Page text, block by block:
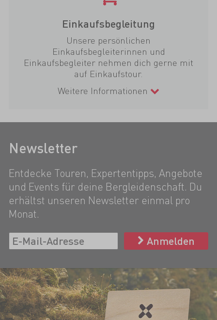
Einkaufsbegleitung
Unsere persönlichen
Einkaufsbegleiterinnen und
Einkaufsbegleiter nehmen dich gerne mit
auf Einkaufstour.
Weitere Informationen
Newsletter
Entdecke Touren, Expertentipps, Angebote
und Events für deine Bergleidenschaft. Du
erhältst unseren Newsletter einmal pro
Monat.
Anmelden